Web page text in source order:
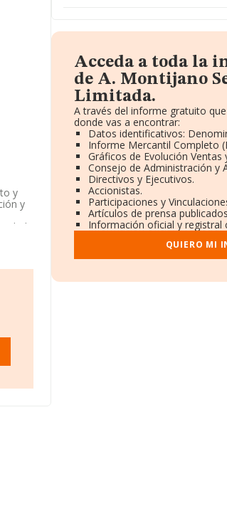
y
y
al
de
Acceda a toda la
de A. Montijano
Limitada.
A través del informe gratuito
donde vas a encontrar:
Datos identificativos:
Informe Mercantil Completo
Gráficos de Evolución Ventas
Consejo de Administración y
Directivos y Ejecutivos.
Accionistas.
Participaciones y
Artículos de prensa
Información oficial y registral
QUIERO MI